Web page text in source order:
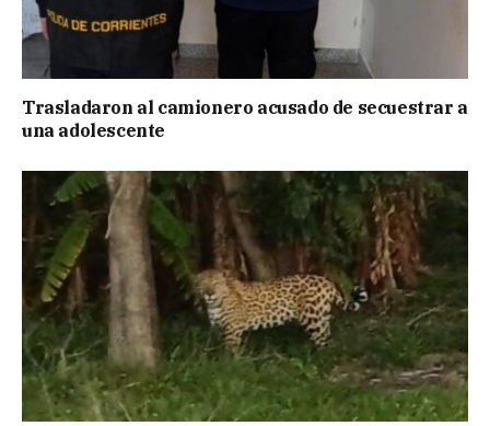
Trasladaron al camionero acusado de secuestrar a
una adolescente